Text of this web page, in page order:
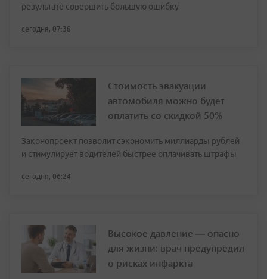
результате совершить большую ошибку
сегодня, 07:38
Стоимость эвакуации
автомобиля можно будет
оплатить со скидкой 50%
Законопроект позволит сэкономить миллиарды рублей
и стимулирует водителей быстрее оплачивать штрафы
сегодня, 06:24
Высокое давление — опасно
для жизни: врач предупредил
о рисках инфаркта